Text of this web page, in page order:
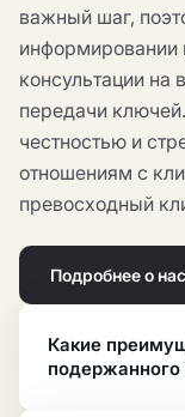
важный шаг,
информировании
консультации на
передачи
честностью и
отношениям с
превосходный
Подробнее о нас
Какие
подержанного